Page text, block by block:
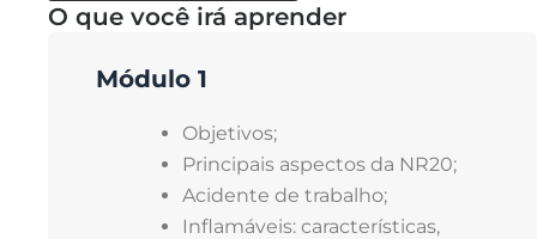
O que você irá aprender
Módulo 1
Objetivos;
Principais aspectos da NR20;
Acidente de trabalho;
Inflamáveis: características,